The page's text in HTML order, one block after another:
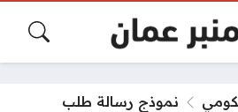
نموذج رسالة طلب